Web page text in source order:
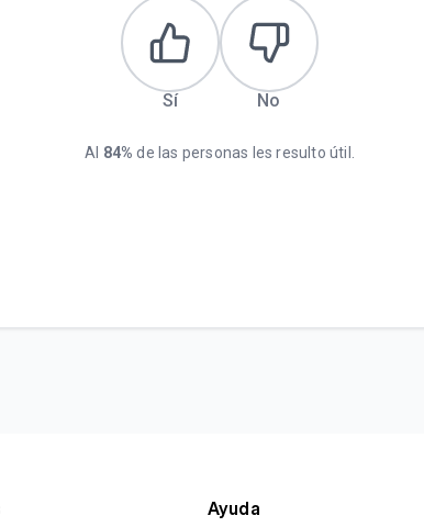
Sí No
Al 84% de las personas les resulto útil.
Ayuda